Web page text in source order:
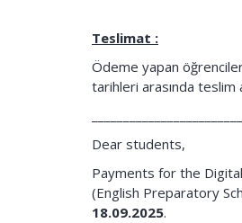
Teslimat :
Ödeme yapan
tarihleri arasında teslim
Dear students,
Payments for the
(English Preparatory
18.09.2025.